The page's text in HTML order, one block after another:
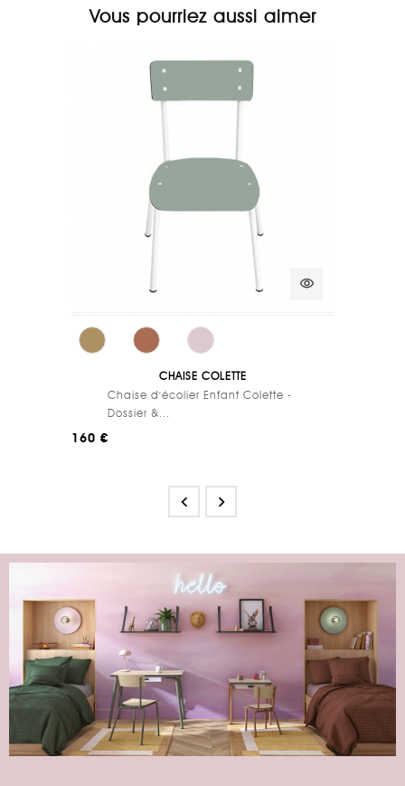
Vous pourriez aussi aimer
visibility
CHAISE COLETTE
Chaise d'écolier Enfant Colette -
Dossier &...
160 €
 